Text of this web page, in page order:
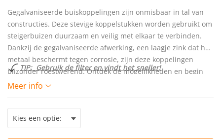
Gegalvaniseerde buiskoppelingen zijn onmisbaar in tal van
constructies. Deze stevige koppelstukken worden gebruikt om
steigerbuizen duurzaam en veilig met elkaar te verbinden.
Dankzij de gegalvaniseerde afwerking, een laagje zink dat het
metaal beschermt tegen corrosie, zijn deze koppelingen
bijzonder roestwerend. Ontdek de mogelijkheden en begin
vandaag nog met bouwen!
TIP: Gebruik de filter en vindt het sneller!
Meer info